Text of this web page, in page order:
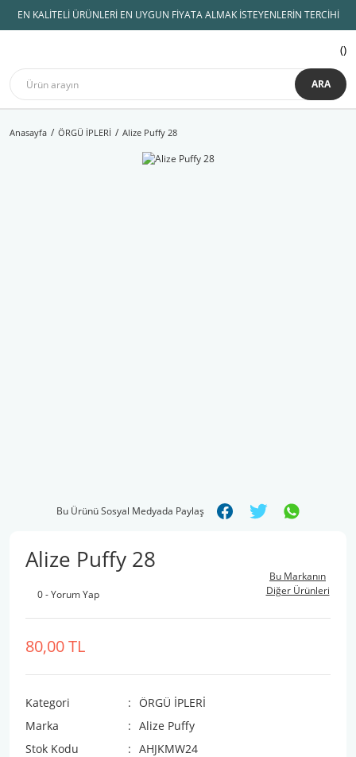
EN KALİTELİ ÜRÜNLERİ EN UYGUN FİYATA ALMAK İSTEYENLERİN TERCİHİ
ARA
Anasayfa ÖRGÜ İPLERİ Alize Puffy 28
Bu Ürünü Sosyal Medyada Paylaş
Alize Puffy 28
0 - Yorum Yap
Bu Markanın
Diğer Ürünleri
80,00 TL
Kategori
ÖRGÜ İPLERİ
Marka
Alize Puffy
Stok Kodu
AHJKMW24